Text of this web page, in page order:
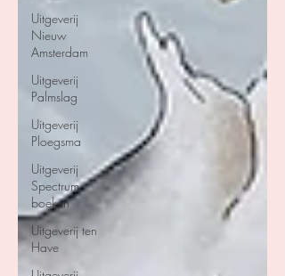
Uitgeverij
Nieuw
Amsterdam
Uitgeverij
Palmslag
Uitgeverij
Ploegsma
Uitgeverij
Spectrum
boeken
Uitgeverij ten
Have